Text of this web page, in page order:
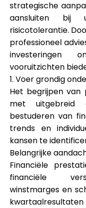
strategische
aansluiten bij
risicotolerantie.
professioneel
investeringen
vooruitzichten
1. Voer grondig
Het begrijpen van
met uitgebreid
bestuderen van
trends en
kansen te
Belangrijke
Financiële
financiële
winstmarges en